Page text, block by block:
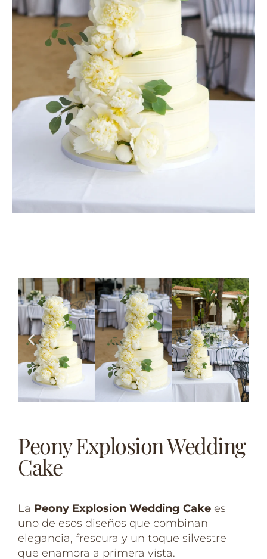
Peony Explosion Wedding
Cake
La Peony Explosion Wedding Cake es
uno de esos diseños que combinan
elegancia, frescura y un toque silvestre
que enamora a primera vista.